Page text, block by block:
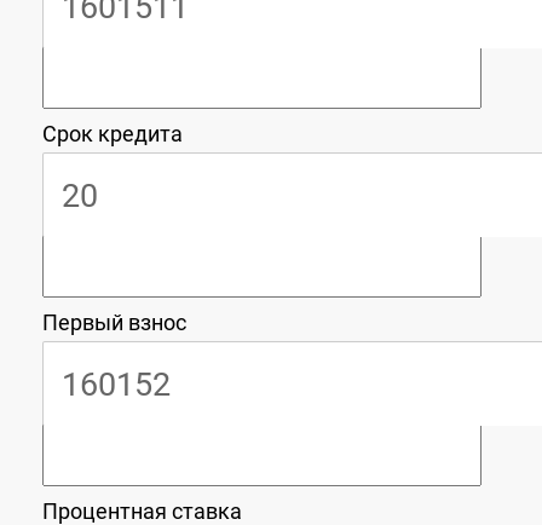
Срок кредита
Первый взнос
Процентная ставка